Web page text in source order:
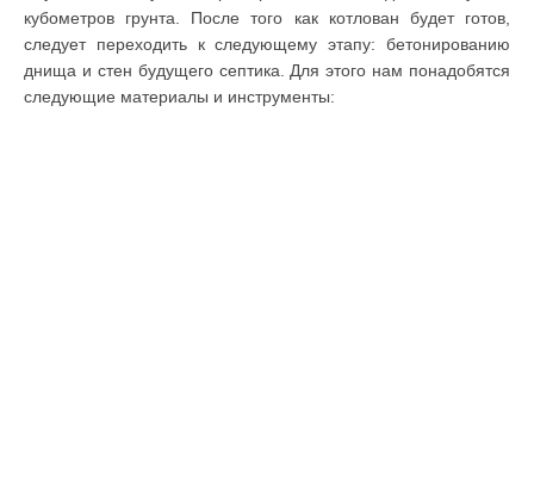
кубометров грунта. После того как котлован будет готов,
следует переходить к следующему этапу: бетонированию
днища и стен будущего септика. Для этого нам понадобятся
следующие материалы и инструменты: